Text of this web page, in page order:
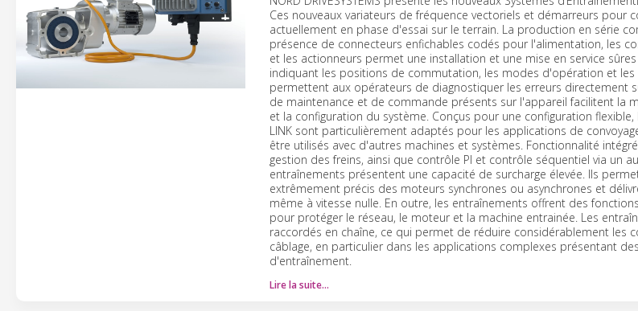
Ces nouveaux variateurs de fréquence vectoriels et démarreurs pour
actuellement en phase d'essai sur le terrain. La production en série
présence de connecteurs enfichables codés pour l'alimentation, les
et les actionneurs permet une installation et une mise en service
indiquant les positions de commutation, les modes d'opération et les
permettent aux opérateurs de diagnostiquer les erreurs directement
de maintenance et de commande présents sur l'appareil facilitent la
et la configuration du système. Conçus pour une configuration flexible,
LINK sont particulièrement adaptés pour les applications de
être utilisés avec d'autres machines et systèmes. Fonctionnalité
gestion des freins, ainsi que contrôle PI et contrôle séquentiel via un
entraînements présentent une capacité de surcharge élevée. Ils
extrêmement précis des moteurs synchrones ou asynchrones et
même à vitesse nulle. En outre, les entraînements offrent des
pour protéger le réseau, le moteur et la machine entrainée. Les
raccordés en chaîne, ce qui permet de réduire considérablement les
câblage, en particulier dans les applications complexes présentant
d'entraînement.
Lire la suite…